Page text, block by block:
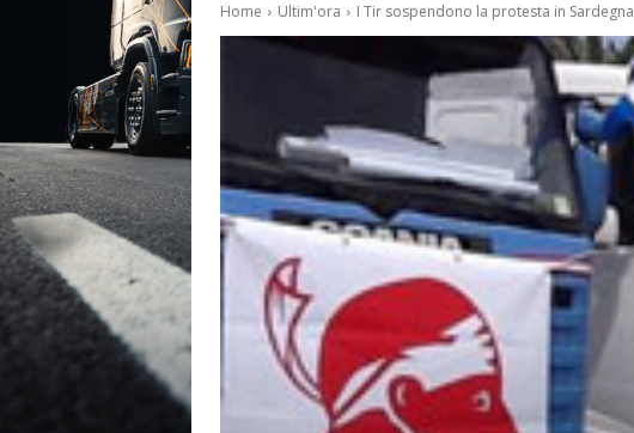
Home Ultim'ora I Tir sospendono la protesta in Sardegna